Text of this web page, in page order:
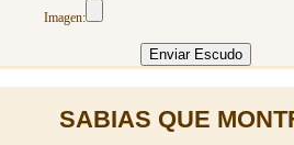
Imagen:
SABIAS QUE